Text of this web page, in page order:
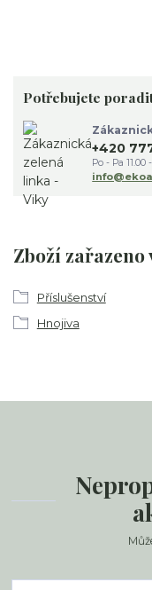
Zboží
Příslušenství
Hnojiva
Potřebujete
+420
Po - Pa 11.00